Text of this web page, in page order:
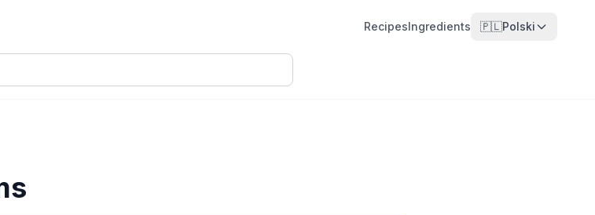
RecipesIngredients 🇵🇱Polski